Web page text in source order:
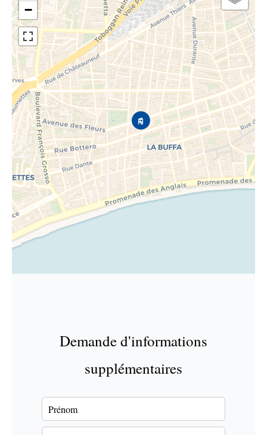
−
Demande d'informations
supplémentaires